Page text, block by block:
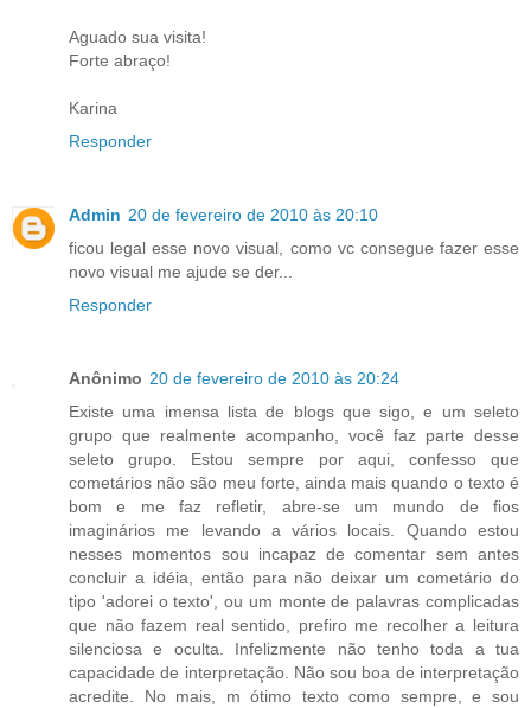
Aguado sua visita!
Forte abraço!
Karina
Responder
Admin 20 de fevereiro de 2010 às 20:10
ficou legal esse novo visual, como vc consegue fazer esse
novo visual me ajude se der...
Responder
Anônimo 20 de fevereiro de 2010 às 20:24
Existe uma imensa lista de blogs que sigo, e um seleto
grupo que realmente acompanho, você faz parte desse
seleto grupo. Estou sempre por aqui, confesso que
cometários não são meu forte, ainda mais quando o texto é
bom e me faz refletir, abre-se um mundo de fios
imaginários me levando a vários locais. Quando estou
nesses momentos sou incapaz de comentar sem antes
concluir a idéia, então para não deixar um cometário do
tipo 'adorei o texto', ou um monte de palavras complicadas
que não fazem real sentido, prefiro me recolher a leitura
silenciosa e oculta. Infelizmente não tenho toda a tua
capacidade de interpretação. Não sou boa de interpretação
acredite. No mais, m ótimo texto como sempre, e sou